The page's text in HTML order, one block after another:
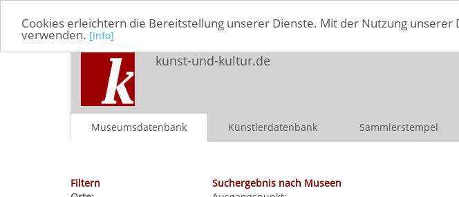
Cookies erleichtern die Bereitstellung unserer Dienste. Mit der Nutzung
verwenden. [Info]
kunst-und-kultur.de
Museumsdatenbank Künstlerdatenbank Sammlerstempel
Filtern
Suchergebnis nach Museen